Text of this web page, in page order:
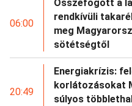
06:00
Összefogott a
rendkívüli
meg
sötétségtől
20:49
Energiakrízis:
korlátozásokat
súlyos